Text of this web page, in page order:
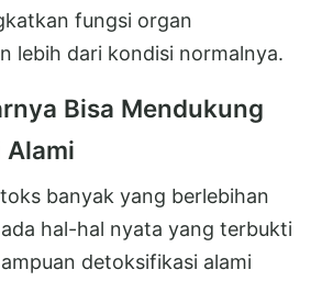
fungsi organ
lebih dari kondisi normalnya.
Bisa Mendukung
banyak yang berlebihan
hal-hal nyata yang terbukti
detoksifikasi alami